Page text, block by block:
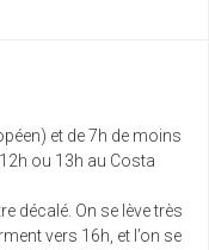
et de 7h de moins
ou 13h au Costa
décalé. On se lève très
vers 16h, et l’on se